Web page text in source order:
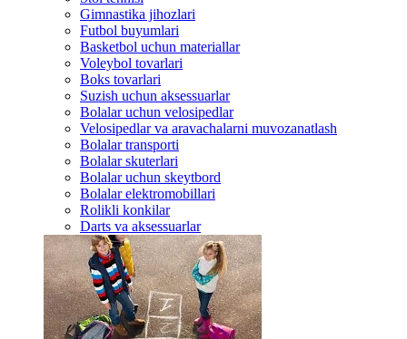
Gimnastika jihozlari
Futbol buyumlari
Basketbol uchun materiallar
Voleybol tovarlari
Boks tovarlari
Suzish uchun aksessuarlar
Bolalar uchun velosipedlar
Velosipedlar va aravachalarni muvozanatlash
Bolalar transporti
Bolalar skuterlari
Bolalar uchun skeytbord
Bolalar elektromobillari
Rolikli konkilar
Darts va aksessuarlar